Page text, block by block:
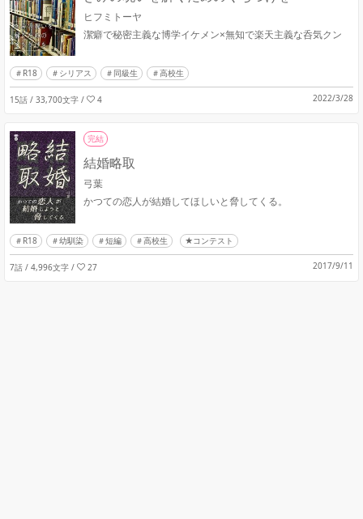
ヒフミトーヤ
潔癖で秘密主義な博学イケメン×無知で楽天主義な呑気クン
R18 シリアス 同級生 高校生
15話 / 33,700文字 / 4 2022/3/28
完結
結婚略取
弓葉
かつての恋人が結婚してほしいと脅してくる。
R18 幼馴染 短編 高校生 ★コンテスト
7話 / 4,996文字 / 27 2017/9/11